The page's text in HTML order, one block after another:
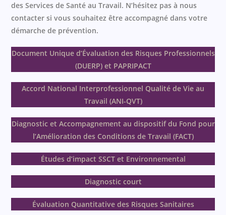
des Services de Santé au Travail. N’hésitez pas à nous
contacter si vous souhaitez être accompagné dans votre
démarche de prévention.
Document Unique d’Évaluation des Risques Professionnels
(DUERP) et PAPRIPACT
Accord National Interprofessionnel Qualité de Vie au
Travail (ANI-QVT)
Diagnostic et Accompagnement au dispositif du Fond pour
l’Amélioration des Conditions de Travail (FACT)
Études d’impact SSCT et Environnemental
Diagnostic court
Évaluation Quantitative des Risques Sanitaires